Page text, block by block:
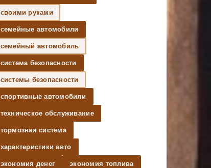
своими руками
семейные автомобили
семейный автомобиль
система безопасности
системы безопасности
спортивные автомобили
техническое обслуживание
тормозная система
характеристики авто
экономия денег экономия топлива